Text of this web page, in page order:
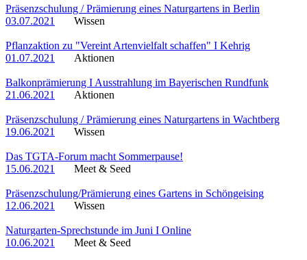
Präsenzschulung / Prämierung eines Naturgartens in Berlin
03.07.2021
Wissen
Pflanzaktion zu "Vereint Artenvielfalt schaffen" I Kehrig
01.07.2021
Aktionen
Balkonprämierung I Ausstrahlung im Bayerischen Rundfunk
21.06.2021
Aktionen
Präsenzschulung / Prämierung eines Naturgartens in Wachtberg
19.06.2021
Wissen
Das TGTA-Forum macht Sommerpause!
15.06.2021
Meet & Seed
Präsenzschulung/Prämierung eines Gartens in Schöngeising
12.06.2021
Wissen
Naturgarten-Sprechstunde im Juni I Online
10.06.2021
Meet & Seed